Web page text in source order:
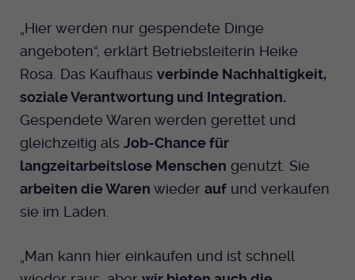
„Hier werden nur gespendete Dinge
angeboten“, erklärt Betriebsleiterin Heike
Rosa. Das Kaufhaus verbinde Nachhaltigkeit,
soziale Verantwortung und Integration.
Gespendete Waren werden gerettet und
gleichzeitig als Job-Chance für
langzeitarbeitslose Menschen genutzt. Sie
arbeiten die Waren wieder auf und verkaufen
sie im Laden.
„Man kann hier einkaufen und ist schnell